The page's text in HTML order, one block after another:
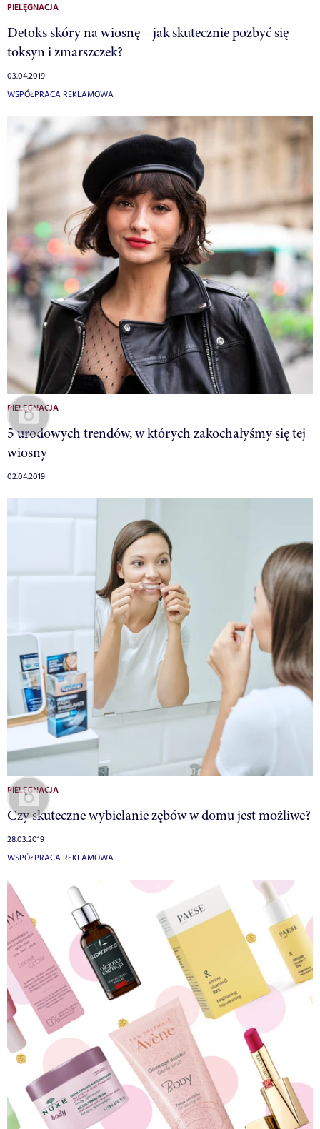
PIELĘGNACJA
Detoks skóry na wiosnę – jak skutecznie pozbyć się
toksyn i zmarszczek?
03.04.2019
WSPÓŁPRACA REKLAMOWA
PIELĘGNACJA
5 urodowych trendów, w których zakochałyśmy się tej
wiosny
02.04.2019
PIELĘGNACJA
Czy skuteczne wybielanie zębów w domu jest możliwe?
28.03.2019
WSPÓŁPRACA REKLAMOWA